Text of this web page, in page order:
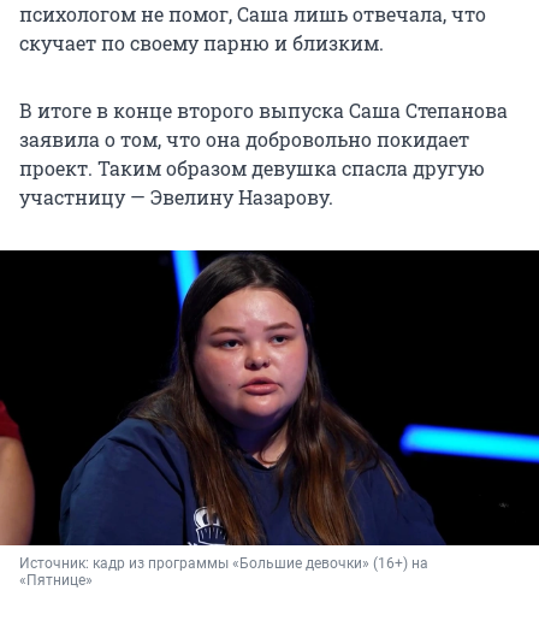
психологом не помог, Саша лишь отвечала, что
скучает по своему парню и близким.
В итоге в конце второго выпуска Саша Степанова
заявила о том, что она добровольно покидает
проект. Таким образом девушка спасла другую
участницу — Эвелину Назарову.
Источник: кадр из программы «Большие девочки» (16+) на
«Пятнице»